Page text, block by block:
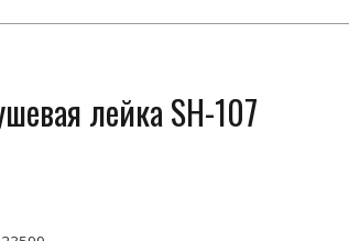
лейка SH-107